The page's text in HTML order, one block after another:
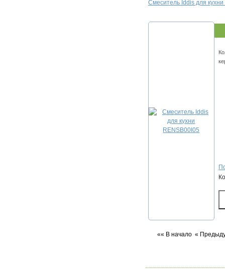
Смеситель Iddis для
«« В начало «